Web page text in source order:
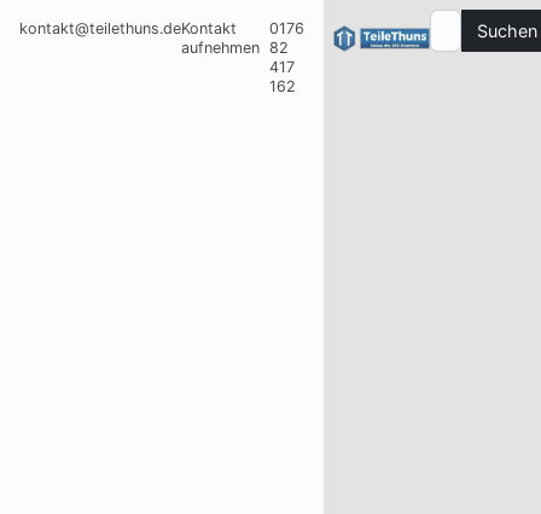
kontakt@teilethuns.deKontakt
aufnehmen
0176
82
417
162
Suchen